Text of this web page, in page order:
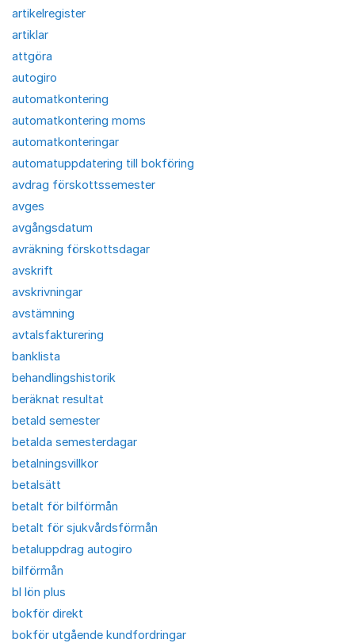
artikelregister
artiklar
attgöra
autogiro
automatkontering
automatkontering moms
automatkonteringar
automatuppdatering till bokföring
avdrag förskottssemester
avges
avgångsdatum
avräkning förskottsdagar
avskrift
avskrivningar
avstämning
avtalsfakturering
banklista
behandlingshistorik
beräknat resultat
betald semester
betalda semesterdagar
betalningsvillkor
betalsätt
betalt för bilförmån
betalt för sjukvårdsförmån
betaluppdrag autogiro
bilförmån
bl lön plus
bokför direkt
bokför utgående kundfordringar